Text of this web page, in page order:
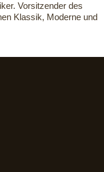
Vorsitzender des
Klassik, Moderne und